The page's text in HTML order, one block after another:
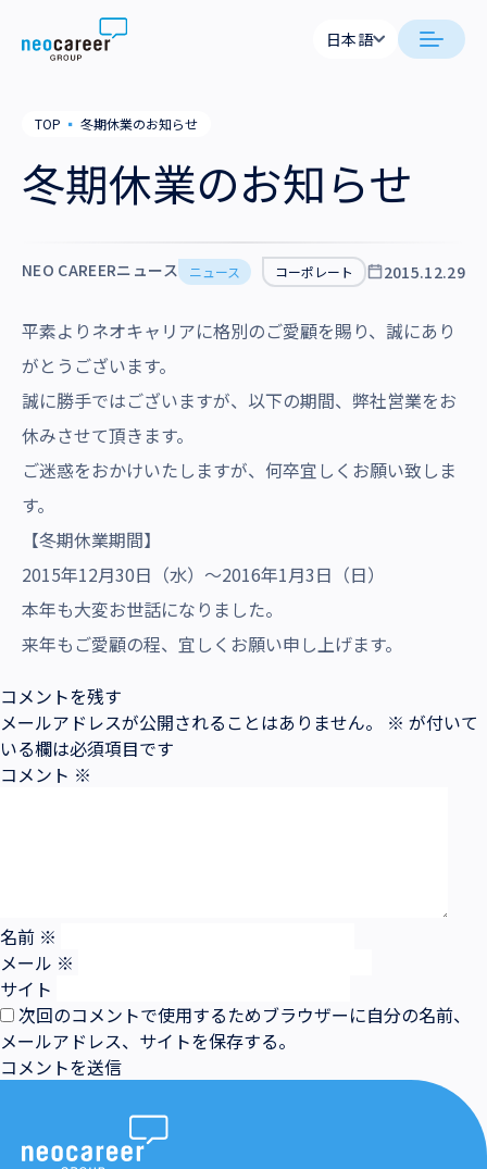
Skip to content
日本語
代表メッセージ
事業内容
就労支援
業務支援
役員一覧
拠点一覧
グループ会社
沿革・受賞歴
サステナビリティ
日本語
TOP ▪ 冬期休業のお知らせ
冬期休業のお知らせ
NEO CAREERニュース ニュース コーポレート 2015.12.29
平素よりネオキャリアに格別のご愛顧を賜り、誠にあり
がとうございます。
誠に勝手ではございますが、以下の期間、弊社営業をお
休みさせて頂きます。
ご迷惑をおかけいたしますが、何卒宜しくお願い致しま
す。
【冬期休業期間】
2015年12月30日（水）～2016年1月3日（日）
本年も大変お世話になりました。
来年もご愛顧の程、宜しくお願い申し上げます。
コメントを残す
メールアドレスが公開されることはありません。
※ が付いて
いる欄は必須項目です
コメント ※
名前 ※
メール ※
サイト
次回のコメントで使用するためブラウザーに自分の名前、
メールアドレス、サイトを保存する。